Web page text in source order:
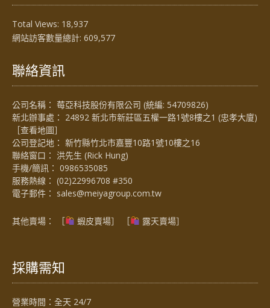
Total Views: 18,937
網站訪客數量總計: 609,577
聯絡資訊
公司名稱： 莓亞科技股份有限公司 (統編: 54709826)
新北辦事處： 24892 新北市新莊區五權一路1號8樓之1 (忠孝大廈)
［查看地圖］
公司登記地： 新竹縣竹北市嘉豐10路1號10樓之16
聯絡窗口： 洪先生 (Rick Hung)
手機/簡訊： 0986535085
服務熱線： (02)22996708 #350
電子郵件： sales@meiyagroup.com.tw
其他賣場： ［ 蝦皮賣場］ ［ 露天賣場］
採購需知
營業時間：全天 24/7